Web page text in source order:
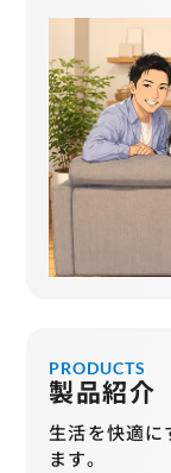
PRODUCTS
製品紹介
生活を快適に
ます。